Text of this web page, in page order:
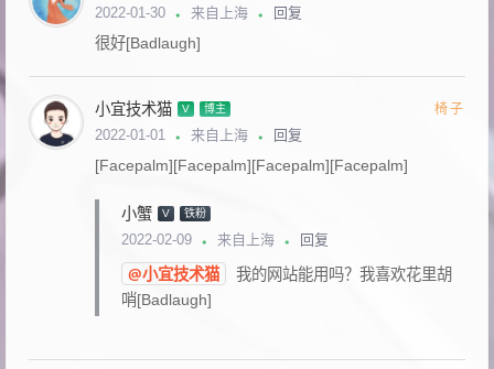
2022-01-30 来自上海 回复
很好[Badlaugh]
小宜技术猫 V 博主 椅子
2022-01-01 来自上海 回复
[Facepalm][Facepalm][Facepalm][Facepalm]
小蟹 V 铁粉
2022-02-09 来自上海 回复
@小宜技术猫
我的网站能用吗？我喜欢花里胡
哨[Badlaugh]